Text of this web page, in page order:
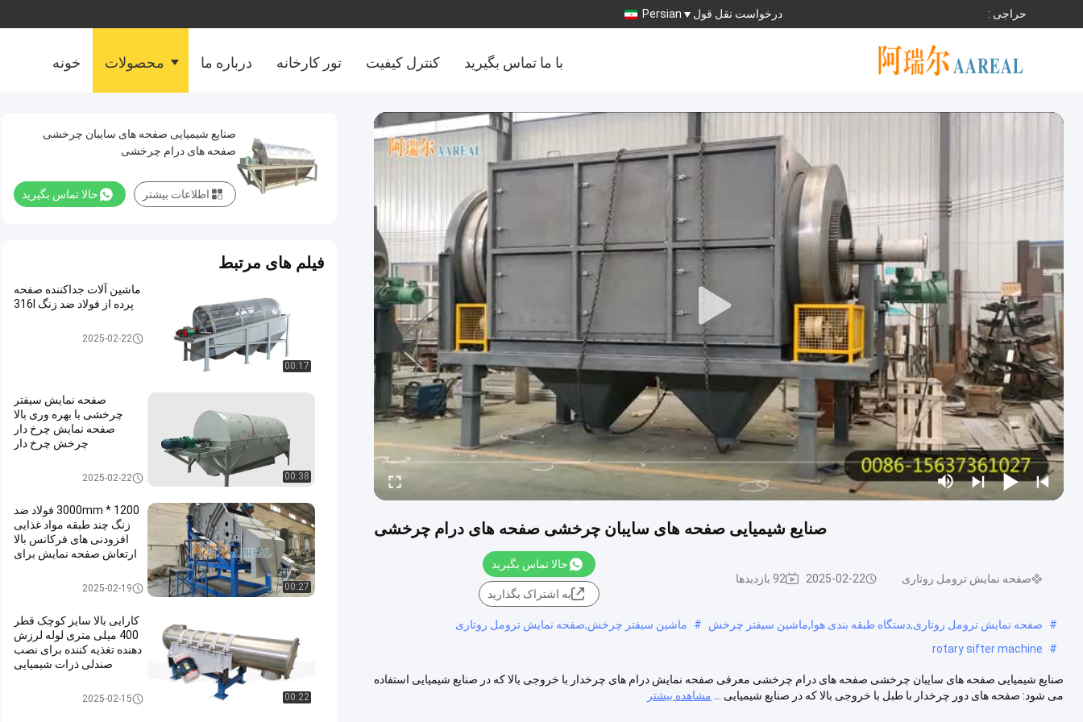
حراجی : درخواست نقل قول Persian
خونه محصولات درباره ما تور کارخانه کنترل کیفیت با ما تماس بگیرید
صنایع شیمیایی صفحه های سایبان چرخشی صفحه های درام چرخشی
صفحه نمایش ترومل روتاری 2025-02-22 92 بازدیدها
حالا تماس بگیرید
به اشتراک بگذارید
# صفحه نمایش ترومل روتاری,دستگاه طبقه بندی هوا,ماشین سیفتر چرخش #
ماشین سیفتر چرخش,صفحه نمایش ترومل روتاری
#
rotary sifter machine
صنایع شیمیایی صفحه های سایبان چرخشی صفحه های درام چرخشی معرفی صفحه نمایش درام های چرخدار با خروجی بالا که در صنایع شیمیایی استفاده
می شود: صفحه های دور چرخدار با طبل با خروجی بالا که در صنایع شیمیایی ...
مشاهده بیشتر
صنایع شیمیایی صفحه های سایبان چرخشی
صفحه های درام چرخشی
حالا تماس بگیرید اطلاعات بیشتر
فیلم های مرتبط
00:17
ماشین آلات جداکننده صفحه
پرده از فولاد ضد زنگ 316l
صفحه نمایش ترومل روتاری
2025-02-22
00:38
صفحه نمایش سیفتر
چرخشی با بهره وری بالا
صفحه نمایش چرخ دار
چرخش چرخ دار
صفحه نمایش ترومل روتاری
2025-02-22
00:27
1200 * 3000mm فولاد ضد
زنگ چند طبقه مواد غذایی
افزودنی های فرکانس بالا
ارتعاش صفحه نمایش برای
صفحه نمایش فرکانس بالا
2025-02-19
00:22
کارایی بالا سایز کوچک قطر
400 میلی متری لوله لرزش
دهنده تغذیه کننده برای نصب
صندلی ذرات شیمیایی
حمل کننده لرزش2025-02-15